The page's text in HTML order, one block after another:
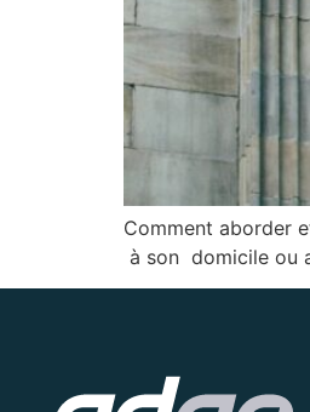
Comment aborder
à son domicile ou